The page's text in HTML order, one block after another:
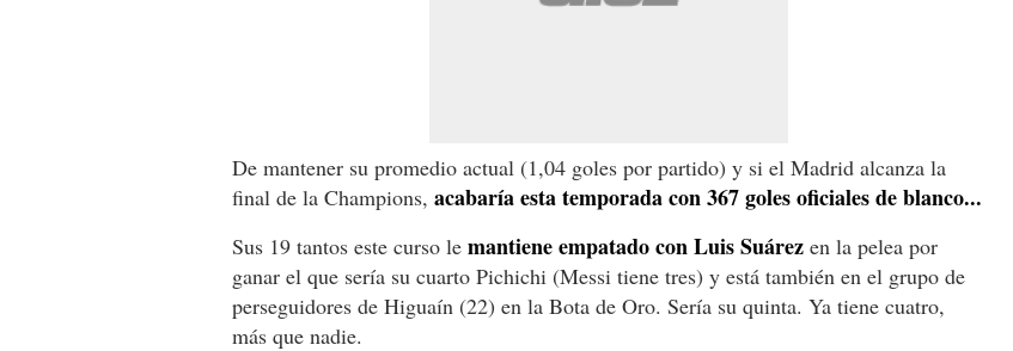
De mantener su promedio actual (1,04 goles por partido) y si el Madrid alcanza la
final de la Champions, acabaría esta temporada con 367 goles oficiales de blanco...
Sus 19 tantos este curso le mantiene empatado con Luis Suárez en la pelea por
ganar el que sería su cuarto Pichichi (Messi tiene tres) y está también en el grupo de
perseguidores de Higuaín (22) en la Bota de Oro. Sería su quinta. Ya tiene cuatro,
más que nadie.